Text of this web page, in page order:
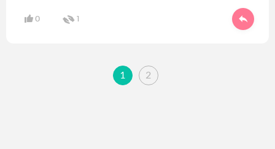
0 1
1 2